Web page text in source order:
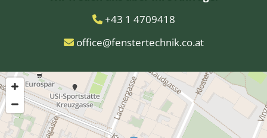
 +43 1 4709418
 office@fenstertechnik.co.at